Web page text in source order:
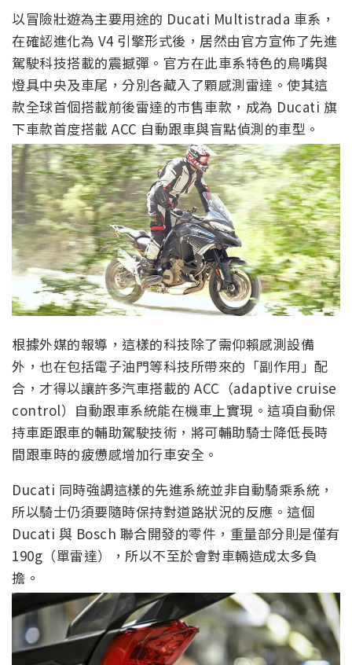
以冒險壯遊為主要用途的 Ducati Multistrada 車系，
在確認進化為 V4 引擎形式後，居然由官方宣佈了先進
駕駛科技搭載的震撼彈。官方在此車系特色的鳥嘴與
燈具中央及車尾，分別各藏入了顆感測雷達。使其這
款全球首個搭載前後雷達的市售車款，成為 Ducati 旗
下車款首度搭載 ACC 自動跟車與盲點偵測的車型。
根據外媒的報導，這樣的科技除了需仰賴感測設備
外，也在包括電子油門等科技所帶來的「副作用」配
合，才得以讓許多汽車搭載的 ACC（adaptive cruise
control）自動跟車系統能在機車上實現。這項自動保
持車距跟車的輔助駕駛技術，將可輔助騎士降低長時
間跟車時的疲憊感增加行車安全。
Ducati 同時強調這樣的先進系統並非自動騎乘系統，
所以騎士仍須要隨時保持對道路狀況的反應。這個
Ducati 與 Bosch 聯合開發的零件，重量部分則是僅有
190g（單雷達），所以不至於會對車輛造成太多負
擔。